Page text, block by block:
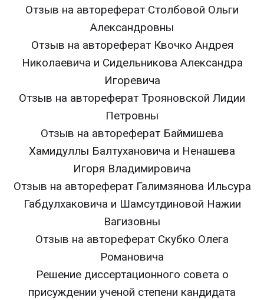
Отзыв на автореферат Столбовой Ольги
Александровны
Отзыв на автореферат Квочко Андрея
Николаевича и Сидельникова Александра
Игоревича
Отзыв на автореферат Трояновской Лидии
Петровны
Отзыв на автореферат Баймишева
Хамидуллы Балтухановича и Ненашева
Игоря Владимировича
Отзыв на автореферат Галимзянова Ильсура
Габдулхаковича и Шамсутдиновой Нажии
Вагизовны
Отзыв на автореферат Скубко Олега
Романовича
Решение диссертационного совета о
присуждении ученой степени кандидата